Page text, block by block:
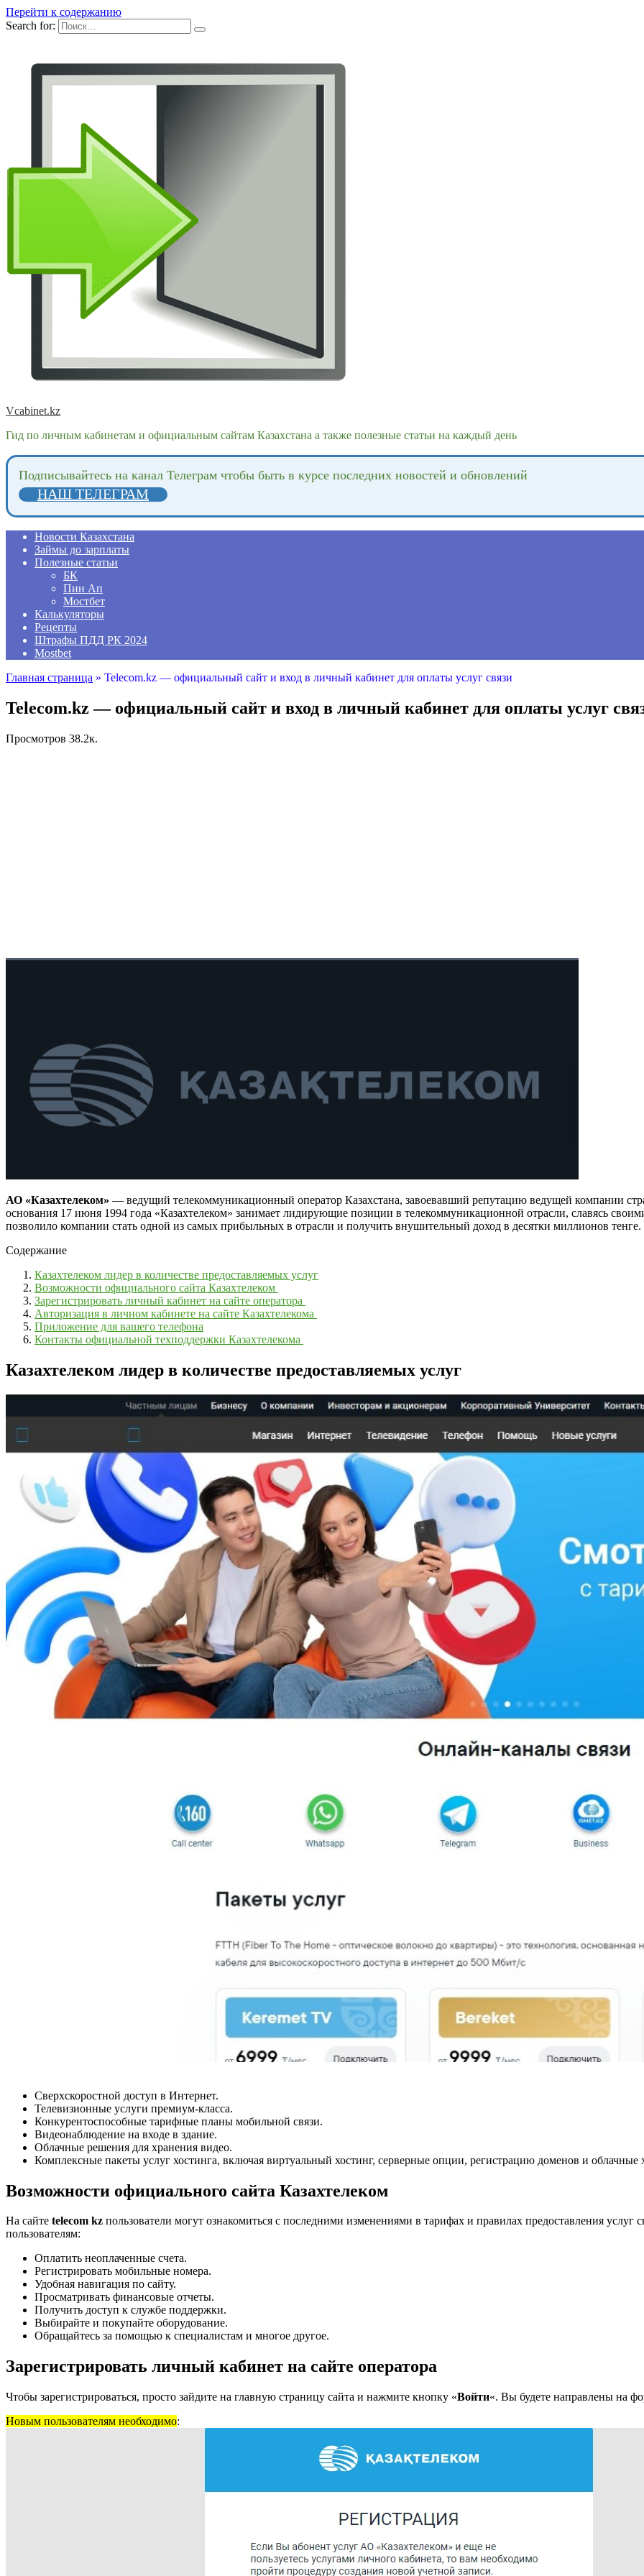
Перейти к содержанию
Search for:
Vcabinet.kz
Гид по личным кабинетам и официальным сайтам Казахстана а также полезные статьи на каждый день
Подпиcывайтесь на канал Телеграм чтобы быть в курсе последних новостей и обновлений
НАШ ТЕЛЕГРАМ
Новости Казахстана
Займы до зарплаты
Полезные статьи
БК
Пин Ап
Мостбет
Калькуляторы
Рецепты
Штрафы ПДД РК 2024
Mostbet
Главная страница » Telecom.kz — официальный сайт и вход в личный кабинет для оплаты услуг связи
Telecom.kz — официальный сайт и вход в личный кабинет для оплаты услуг
Просмотров 38.2к.
АО «Казахтелеком» — ведущий телекоммуникационный оператор Казахстана, завоевавший репутацию ведущей компании
основания 17 июня 1994 года «Казахтелеком» занимает лидирующие позиции в телекоммуникационной отрасли, славясь
позволило компании стать одной из самых прибыльных в отрасли и получить внушительный доход в десятки миллионов тенге.
Содержание
Казахтелеком лидер в количестве предоставляемых услуг
Возможности официального сайта Казахтелеком
Зарегистрировать личный кабинет на сайте оператора
Авторизация в личном кабинете на сайте Казахтелекома
Приложение для вашего телефона
Контакты официальной техподдержки Казахтелекома
Казахтелеком лидер в количестве предоставляемых услуг
Сверхскоростной доступ в Интернет.
Телевизионные услуги премиум-класса.
Конкурентоспособные тарифные планы мобильной связи.
Видеонаблюдение на входе в здание.
Облачные решения для хранения видео.
Комплексные пакеты услуг хостинга, включая виртуальный хостинг, серверные опции, регистрацию доменов и облачные
Возможности официального сайта Казахтелеком
На сайте telecom kz пользователи могут ознакомиться с последними изменениями в тарифах и правилах предоставления
пользователям:
Оплатить неоплаченные счета.
Регистрировать мобильные номера.
Удобная навигация по сайту.
Просматривать финансовые отчеты.
Получить доступ к службе поддержки.
Выбирайте и покупайте оборудование.
Обращайтесь за помощью к специалистам и многое другое.
Зарегистрировать личный кабинет на сайте оператора
Чтобы зарегистрироваться, просто зайдите на главную страницу сайта и нажмите кнопку «Войти«. Вы будете направлены на
Новым пользователям необходимо: